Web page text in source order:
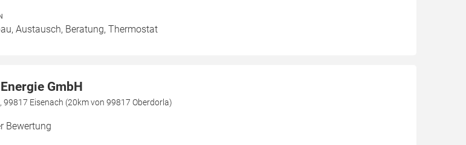
Austausch, Beratung, Thermostat
GmbH
99817 Eisenach (20km von 99817 Oberdorla)
Bewertung